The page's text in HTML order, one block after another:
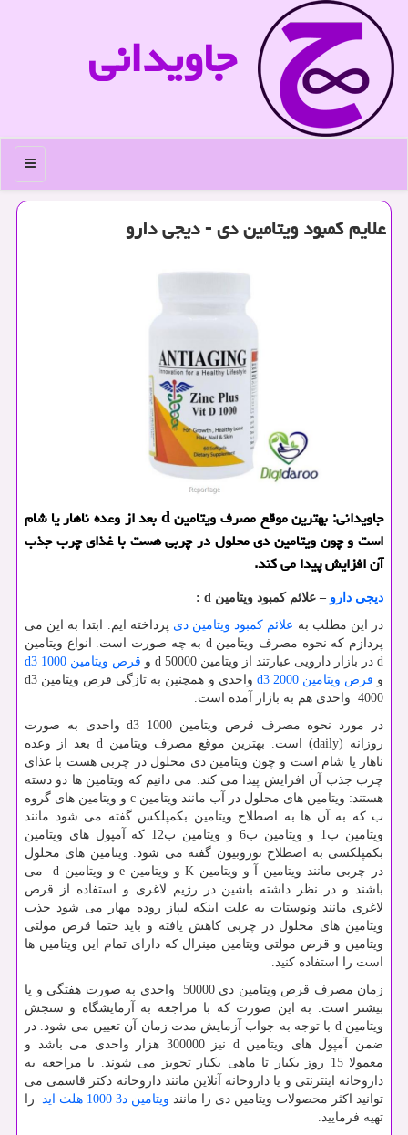
جاویدانی
منو
علایم كمبود ویتامین دی - دیجی دارو
جاویدانی: بهترین موقع مصرف ویتامین d بعد از وعده ناهار یا شام
است و چون ویتامین دی محلول در چربی هست با غذای چرب جذب
آن افزایش پیدا می كند.
دیجی دارو – علائم کمبود ویتامین d
:
در این مطلب به علائم کمبود ویتامین دی پرداخته ایم. ابتدا به این می
پردازم که نحوه مصرف ویتامینd به چه صورت است. انواع ویتامین
d در بازار دارویی عبارتند از ویتامین d 50000 و قرص ویتامین d3 1000
و قرص ویتامینd3 2000 واحدی و همچنین به تازگی قرص ویتامین d3
4000 واحدی هم به بازار آمده است.
در مورد نحوه مصرف قرص ویتامین d3 1000واحدی به صورت
روزانه (daily
) است. بهترین موقع مصرف ویتامین d بعد از وعده
ناهار یا شام است و چون ویتامین دی محلول در چربی هست با غذای
چرب جذب آن افزایش پیدا می کند. می دانیم که ویتامین ها دو دسته
هستند: ویتامین های محلول در آب مانند ویتامین c و ویتامین های گروه
ب که به آن ها به اصطلاح ویتامین بکمپلکس گفته می شود مانند
ویتامین ب1 و ویتامین ب6 و ویتامین ب12 که آمپول های ویتامین
بکمپلکسی به اصطلاح نوروبیون گفته می شود. ویتامین های محلول
در چربی مانند ویتامین آ و ویتامین Kو ویتامین eو ویتامین dمی
باشند و در نظر داشته باشین در رژیم لاغری و استفاده از قرص
لاغری مانند ونوستات به علت اینکه لیپاز روده مهار می شود جذب
ویتامین های محلول در چربی کاهش یافته و باید حتما قرص مولتی
ویتامین و قرص مولتی ویتامین مینرال که دارای تمام این ویتامین ها
است را استفاده کنید.
زمان مصرف قرص ویتامین دی 50000 واحدی به صورت هفتگی و یا
بیشتر است. به این صورت که با مراجعه به آرمایشگاه و سنجش
ویتامینd با توجه به جواب آزمایش مدت زمان آن تعیین می شود. در
ضمن آمپول های ویتامینd
نیز 300000 هزار واحدی می باشد و
معمولا 15 روز یکبار تا ماهی یکبار تجویز می شوند. با مراجعه به
داروخانه اینترنتی و یا داروخانه آنلاین مانند داروخانه دکتر قاسمی می
توانید اکثر محصولات ویتامین دی را مانند ویتامین د3 1000 هلث اید
را
تهیه فرمایید.